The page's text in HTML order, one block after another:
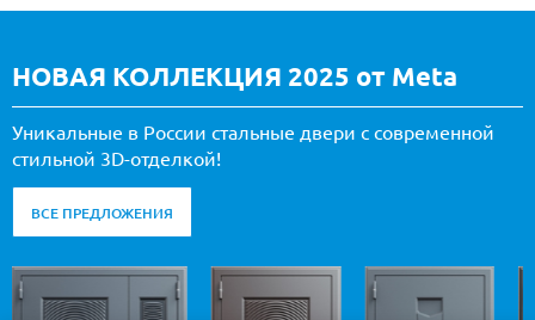
НОВАЯ КОЛЛЕКЦИЯ 2025 от Meta
Уникальные в России стальные двери с современной
стильной 3D-отделкой!
ВСЕ ПРЕДЛОЖЕНИЯ